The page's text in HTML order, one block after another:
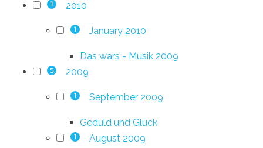
1 2010
1 January 2010
Das wars - Musik 2009
5 2009
1 September 2009
Geduld und Glück
1 August 2009